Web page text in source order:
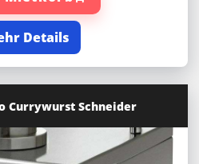
Details
Currywurst Schneider